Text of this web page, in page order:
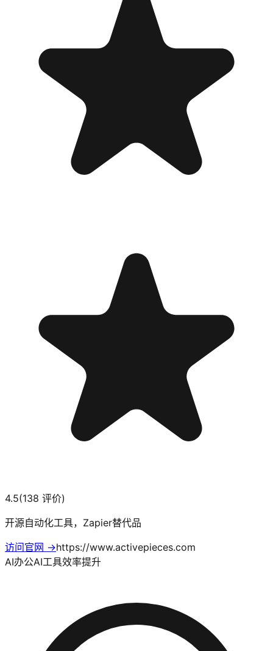
4.5(138 评价)
开源自动化工具，Zapier替代品
访问官网 →https://www.activepieces.com
AI办公AI工具效率提升